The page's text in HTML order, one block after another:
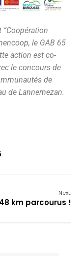
“Coopération
le GAB 65
action est co-
le concours de
de
de Lannemezan.
Next:
km parcourus !